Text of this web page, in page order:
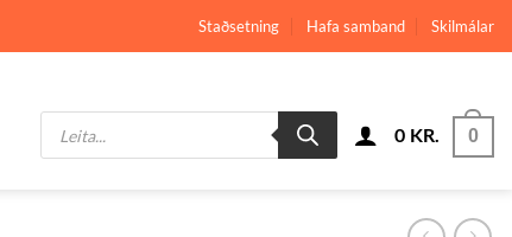
Staðsetning Hafa samband Skilmálar
Products
search
0 KR. 0